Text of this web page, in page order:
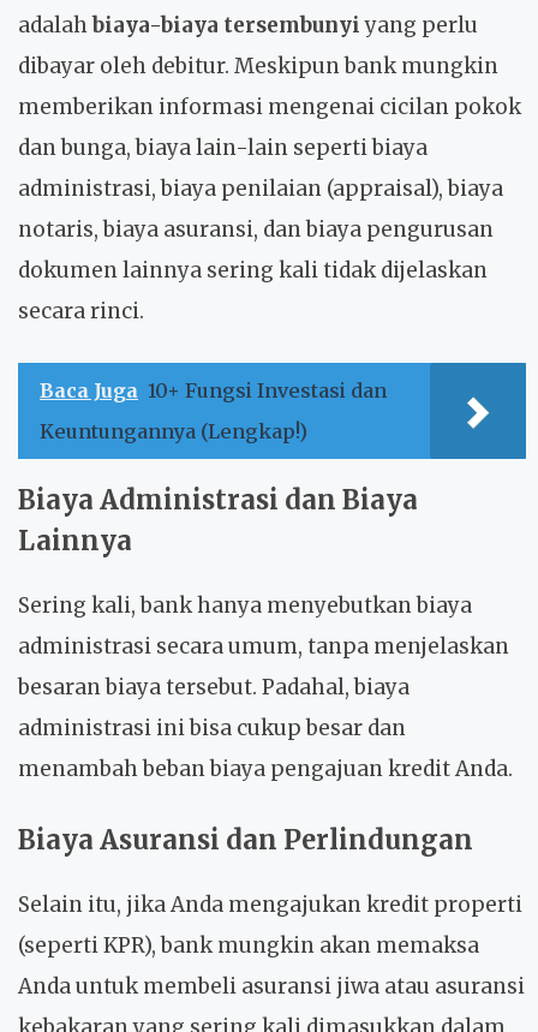
adalahbiaya-biaya tersembunyiyang perlu
dibayar oleh debitur. Meskipun bank mungkin
memberikan informasi mengenai cicilan pokok
dan bunga, biaya lain-lain seperti biaya
administrasi, biaya penilaian (appraisal), biaya
notaris, biaya asuransi, dan biaya pengurusan
dokumen lainnya sering kali tidak dijelaskan
secara rinci.
Baca Juga 10+ Fungsi Investasi dan
Keuntungannya (Lengkap!)
Biaya Administrasi dan Biaya
Lainnya
Sering kali, bank hanya menyebutkan biaya
administrasi secara umum, tanpa menjelaskan
besaran biaya tersebut. Padahal, biaya
administrasi ini bisa cukup besar dan
menambah beban biaya pengajuan kredit Anda.
Biaya Asuransi dan Perlindungan
Selain itu, jika Anda mengajukan kredit properti
(seperti KPR), bank mungkin akan memaksa
Anda untuk membeli asuransi jiwa atau asuransi